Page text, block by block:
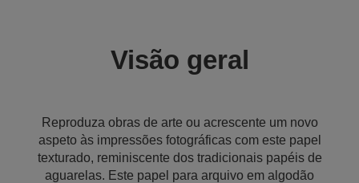
Visão geral
Reproduza obras de arte ou acrescente um novo
aspeto às impressões fotográficas com este papel
texturado, reminiscente dos tradicionais papéis de
aguarelas. Este papel para arquivo em algodão